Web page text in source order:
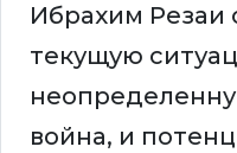
Ибрахим Резаи
текущую
война, и